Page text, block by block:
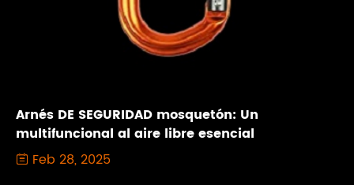
Arnés DE SEGURIDAD mosquetón: Un
multifuncional al aire libre esencial
 Feb 28, 2025